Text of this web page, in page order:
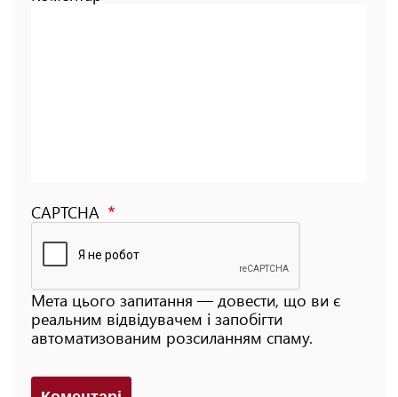
CAPTCHA
Мета цього запитання — довести, що ви є
реальним відвідувачем і запобігти
автоматизованим розсиланням спаму.